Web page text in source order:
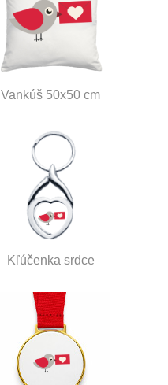
Vankúš 50x50 cm
Kľúčenka srdce